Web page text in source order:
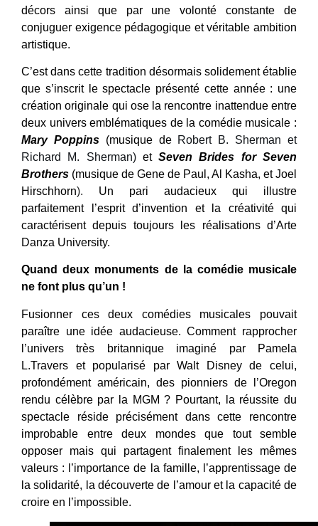
décors ainsi que par une volonté constante de
conjuguer exigence pédagogique et véritable ambition
artistique.
C’est dans cette tradition désormais solidement établie
que s’inscrit le spectacle présenté cette année : une
création originale qui ose la rencontre inattendue entre
deux univers emblématiques de la comédie musicale :
Mary Poppins(musique de Robert B. Sherman et
Richard M. Sherman) etSeven Brides for Seven
Brothers (musique de Gene de Paul, Al Kasha, et Joel
Hirschhorn). Un pari audacieux qui illustre
parfaitement l’esprit d’invention et la créativité qui
caractérisent depuis toujours les réalisations d’Arte
Danza University.
Quand deux monuments de la comédie musicale
ne font plus qu’un !
Fusionner ces deux comédies musicales pouvait
paraître une idée audacieuse. Comment rapprocher
l’univers très britannique imaginé par Pamela
L.Travers et popularisé par Walt Disney de celui,
profondément américain, des pionniers de l’Oregon
rendu célèbre par la MGM ? Pourtant, la réussite du
spectacle réside précisément dans cette rencontre
improbable entre deux mondes que tout semble
opposer mais qui partagent finalement les mêmes
valeurs : l’importance de la famille, l’apprentissage de
la solidarité, la découverte de l’amour et la capacité de
croire en l’impossible.